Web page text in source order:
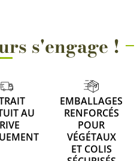
s'engage !
AU
EMBALLAGES
RENFORCÉS
POUR
VÉGÉTAUX
ET COLIS